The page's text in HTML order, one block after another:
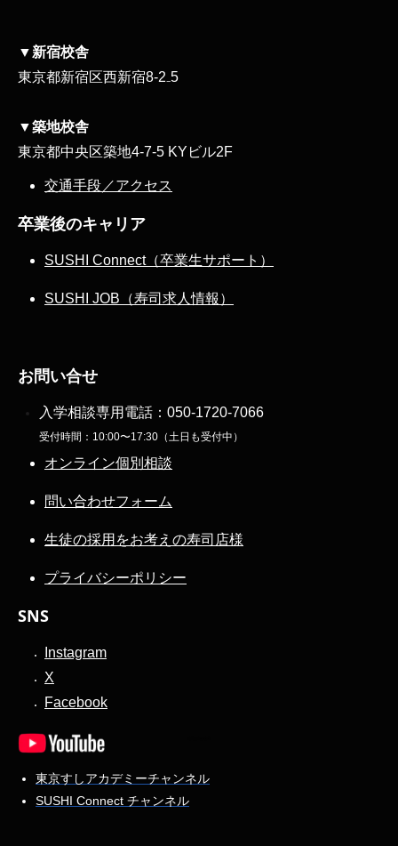
▼新宿校舎
東京都新宿区西新宿8‐2₋5
▼築地校舎
東京都中央区築地4-7-5 KYビル2F
交通手段／アクセス
卒業後のキャリア
SUSHI Connect（卒業生サポート）
SUSHI JOB（寿司求人情報）
お問い合せ
入学相談専用電話： 050-1720-7066
受付時間：10:00〜17:30（土日も受付中）
オンライン個別相談
問い合わせフォーム
生徒の採用をお考えの寿司店様
プライバシーポリシー
SNS
Instagram
X
Facebook
東京すしアカデミーチャンネル
SUSHI Connect チャンネル